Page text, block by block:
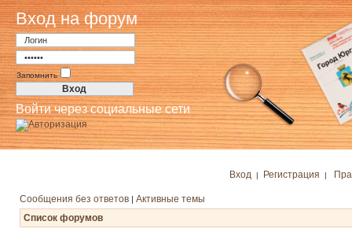
Вход на форум
Запомнить
Войти через социальные сети
Вход | Регистрация |
Сообщения без ответов | Активные темы
Список форумов